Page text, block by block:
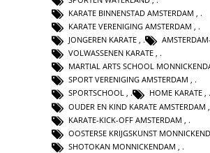
KARATE BINNENSTAD AMSTERDAM ,
KARATE VERENIGING AMSTERDAM ,
JONGEREN KARATE ,
VOLWASSENEN KARATE ,
MARTIAL ARTS SCHOOL
SPORT VERENIGING AMSTERDAM ,
SPORTSCHOOL , HOME KARATE ,
OUDER EN KIND KARATE AMSTERDAM
KARATE-KICK-OFF AMSTERDAM
OOSTERSE KRIJGSKUNST
SHOTOKAN MONNICKENDAM